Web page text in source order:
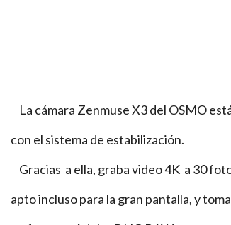
La cámara Zenmuse X3 del OSMO
con el sistema de estabilización.
Gracias a ella, graba video 4K a 30
apto incluso para la gran pantalla, y